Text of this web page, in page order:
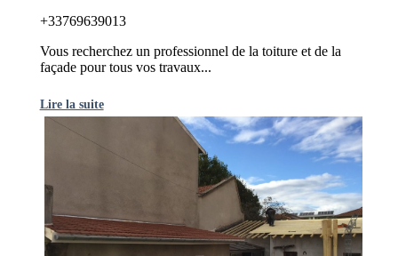
+33769639013
Vous recherchez un professionnel de la toiture et de la
façade pour tous vos travaux...
Lire la suite